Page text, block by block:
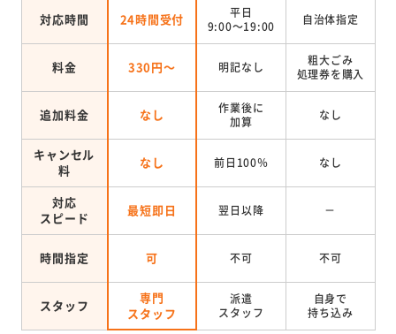
対応時間 24時間受付
平日
9:00～19:00
自治体指定
料金 330円～ 明記なし
粗大ごみ
処理券を購入
追加料金 なし
作業後に
加算
なし
キャンセル
料
なし 前日100％ なし
対応
スピード
最短即日 翌日以降 －
時間指定 可 不可 不可
スタッフ
専門
スタッフ
派遣
スタッフ
自身で
持ち込み